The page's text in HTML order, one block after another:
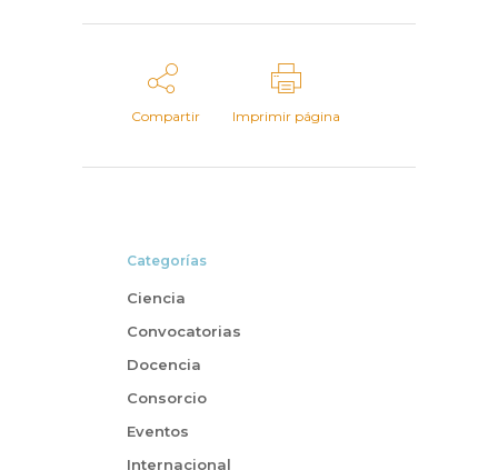
Compartir Imprimir página
Categorías
Ciencia
Convocatorias
Docencia
Consorcio
Eventos
Internacional